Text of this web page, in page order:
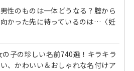
性のものは一体どうなる？腟から
かった先に待っているのは…〈妊
の子の珍しい名前740選！キラキラ
、かわいい＆おしゃれな名付けア